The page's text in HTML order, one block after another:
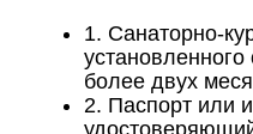
1. Санаторно-
более двух
2. Паспорт или